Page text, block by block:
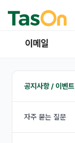
이메일
공지사항 / 이벤트
자주 묻는 질문